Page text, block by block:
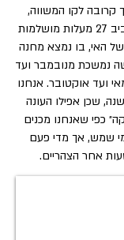
קרובה לקו המשווה,
הטמפרטורות נשארות סביב 27 מעלות מושלמות
האי, בו נמצא מחנה
נמשכת מנובמבר ועד
ועד אוקטובר. אנחנו
שכן אפילו העונה
כפי שאנחנו מכנים
שמש, אך מדי פעם
אחר הצהריים.